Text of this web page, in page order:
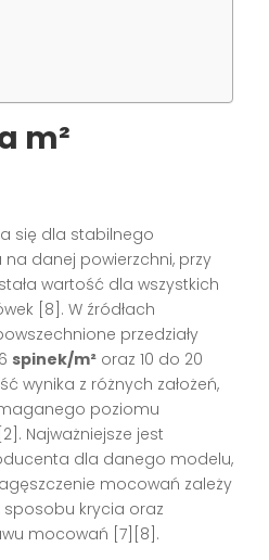
m²
się dla stabilnego
danej powierzchni, przy
wartość dla wszystkich
[8]. W źródłach
przedziały
spinek/m² oraz 10 do 20
wynika z różnych założeń,
poziomu
Najważniejsze jest
dla danego modelu,
mocowań zależy
krycia oraz
mocowań [7][8].